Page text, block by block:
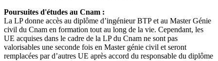
Poursuites d'études au Cnam :
La LP donne accès au diplôme d’ingénieur BTP et au Master Génie
civil du Cnam en formation tout au long de la vie. Cependant, les
UE acquises dans le cadre de la LP du Cnam ne sont pas
valorisables une seconde fois en Master génie civil et seront
remplacées par d’autres UE après accord du responsable du diplôme